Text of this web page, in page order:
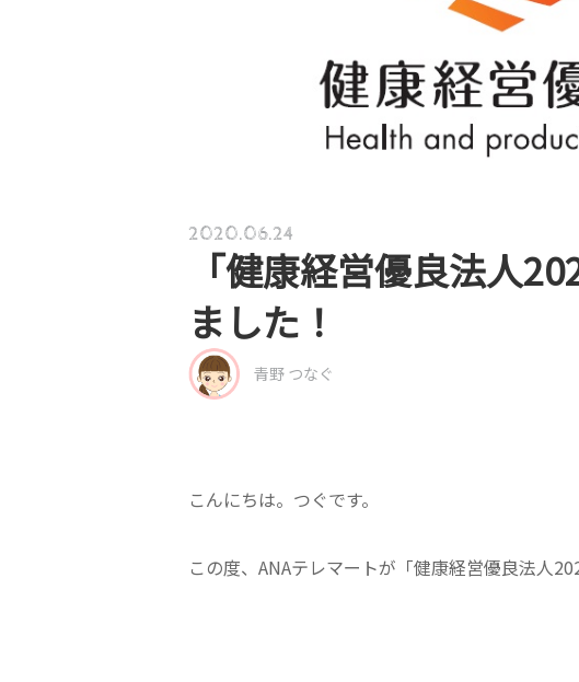
2020.06.24
「健康経営優良法人
ました！
青野 つなぐ
こんにちは。つぐです。
この度、ANAテレマートが「健康経営優良法人